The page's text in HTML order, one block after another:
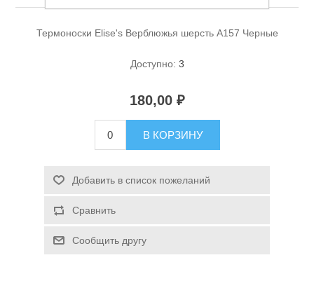
Спасательные средства
Термоноски Elise's Верблюжья шерсть A157 Черные
Доступно: 3
180,00 ₽
В КОРЗИНУ
Добавить в список пожеланий
Сравнить
Сообщить другу